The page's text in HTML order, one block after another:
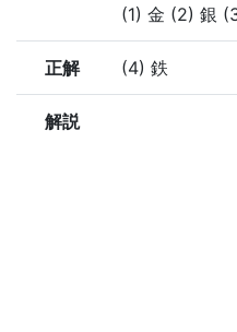
(1) 金 (2) 銀
正解 (4) 鉄
解説